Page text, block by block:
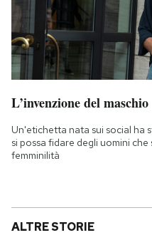
L’invenzione del
Un'etichetta nata sui social ha
si possa fidare degli uomini
femminilità
ALTRE STORIE